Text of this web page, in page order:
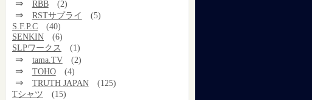
⇒ RBB (2)
⇒ RSTサプライ
(5)
S.F.P.C
(40)
SENKIN
(6)
SLPワークス
(1)
⇒ tama.TV (2)
⇒ TOHO (4)
⇒ TRUTH JAPAN
(125)
Tシャツ
(15)